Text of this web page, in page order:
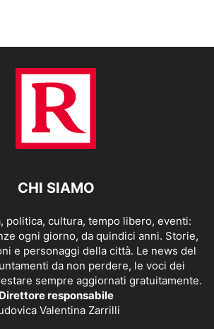
CHI SIAMO
politica, cultura, tempo libero, eventi:
ogni giorno, da quindici anni. Storie,
e personaggi della città. Le news del
da non perdere, le voci dei
sempre aggiornati gratuitamente.
Direttore responsabile
Valentina Zarrilli